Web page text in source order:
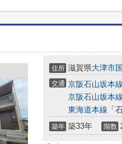
住所 滋賀県大津市
交通 京阪石山坂本線
京阪石山坂本線
東海道本線 「
築年 築33年 階数